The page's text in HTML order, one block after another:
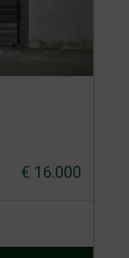
€ 16.000